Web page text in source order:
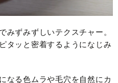
みずみずしいテクスチャー。
タッと密着するようになじみ
なる色ムラや毛穴を自然にカ